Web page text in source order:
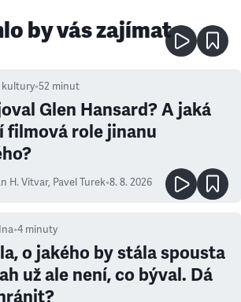
by vás zajímat
kultury•52 minut
Glen Hansard? A jaká
filmová role jinanu
H. Vitvar, Pavel Turek•8. 8. 2026
•4 minuty
o jakého by stála spousta
už ale není, co býval. Dá